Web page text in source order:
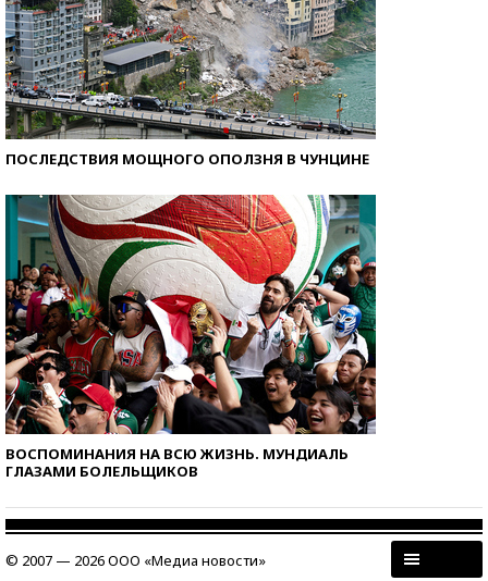
ПОСЛЕДСТВИЯ МОЩНОГО ОПОЛЗНЯ В ЧУНЦИНЕ
ВОСПОМИНАНИЯ НА ВСЮ ЖИЗНЬ. МУНДИАЛЬ
ГЛАЗАМИ БОЛЕЛЬЩИКОВ
© 2007 — 2026 ООО «Медиа новости»